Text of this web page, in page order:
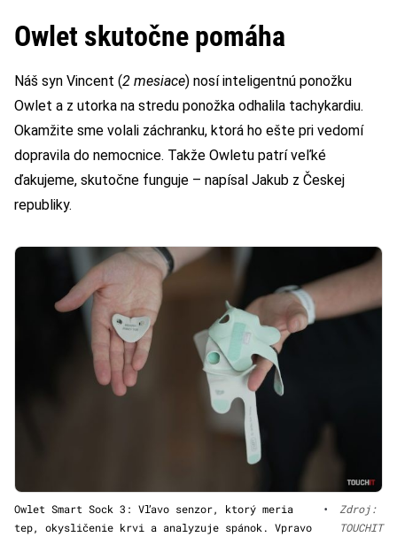
Owlet skutočne pomáha
Náš syn Vincent (2 mesiace) nosí inteligentnú ponožku
Owlet a z utorka na stredu ponožka odhalila tachykardiu.
Okamžite sme volali záchranku, ktorá ho ešte pri vedomí
dopravila do nemocnice. Takže Owletu patrí veľké
ďakujeme, skutočne funguje – napísal Jakub z Českej
republiky.
Owlet Smart Sock 3: Vľavo senzor, ktorý meria
tep, okysličenie krvi a analyzuje spánok. Vpravo
•
Zdroj:
TOUCHIT